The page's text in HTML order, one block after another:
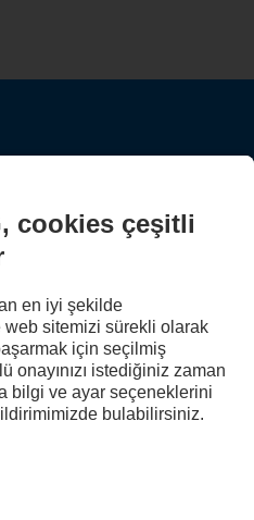
Trucks'ı keşfedin.
sürücüleriyle paylaşın.